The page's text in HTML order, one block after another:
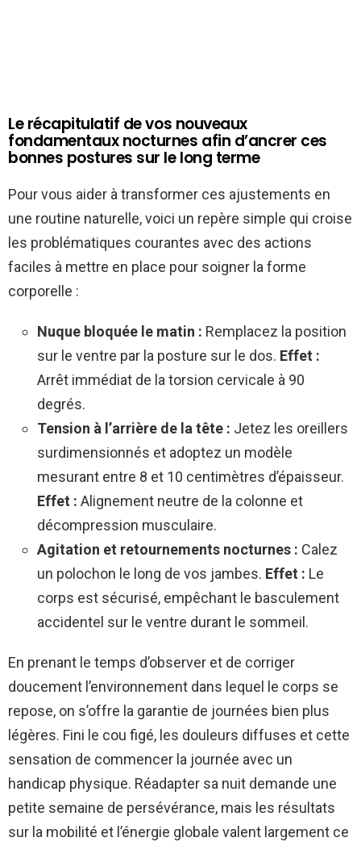
Le récapitulatif de vos nouveaux
fondamentaux nocturnes afin d’ancrer ces
bonnes postures sur le long terme
Pour vous aider à transformer ces ajustements en
une routine naturelle, voici un repère simple qui croise
les problématiques courantes avec des actions
faciles à mettre en place pour soigner la forme
corporelle :
Nuque bloquée le matin : Remplacez la position
sur le ventre par la posture sur le dos. Effet :
Arrêt immédiat de la torsion cervicale à 90
degrés.
Tension à l’arrière de la tête : Jetez les oreillers
surdimensionnés et adoptez un modèle
mesurant entre 8 et 10 centimètres d’épaisseur.
Effet : Alignement neutre de la colonne et
décompression musculaire.
Agitation et retournements nocturnes : Calez
un polochon le long de vos jambes. Effet : Le
corps est sécurisé, empêchant le basculement
accidentel sur le ventre durant le sommeil.
En prenant le temps d’observer et de corriger
doucement l’environnement dans lequel le corps se
repose, on s’offre la garantie de journées bien plus
légères. Fini le cou figé, les douleurs diffuses et cette
sensation de commencer la journée avec un
handicap physique. Réadapter sa nuit demande une
petite semaine de persévérance, mais les résultats
sur la mobilité et l’énergie globale valent largement ce